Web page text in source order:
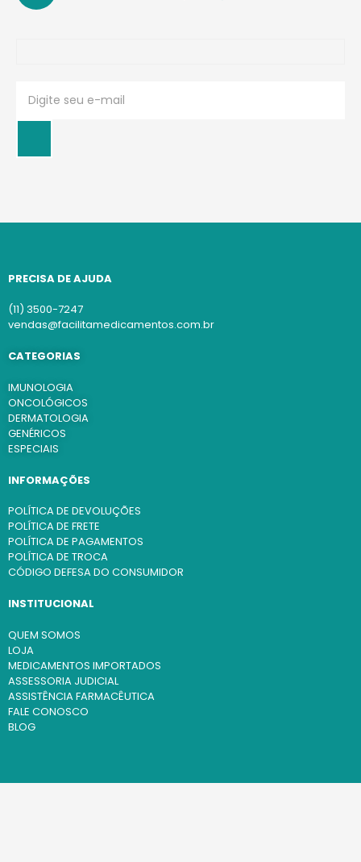
PRECISA DE AJUDA
(11) 3500-7247
vendas@facilitamedicamentos.com.br
CATEGORIAS
IMUNOLOGIA
ONCOLÓGICOS
DERMATOLOGIA
GENÉRICOS
ESPECIAIS
INFORMAÇÕES
POLÍTICA DE DEVOLUÇÕES
POLÍTICA DE FRETE
POLÍTICA DE PAGAMENTOS
POLÍTICA DE TROCA
CÓDIGO DEFESA DO CONSUMIDOR
INSTITUCIONAL
QUEM SOMOS
LOJA
MEDICAMENTOS IMPORTADOS
ASSESSORIA JUDICIAL
ASSISTÊNCIA FARMACÊUTICA
FALE CONOSCO
BLOG